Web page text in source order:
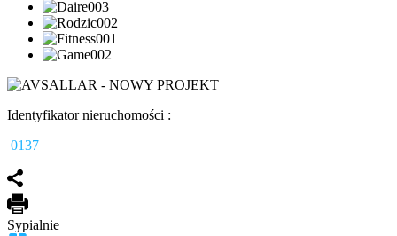
Identyfikator nieruchomości :
0137
Sypialnie